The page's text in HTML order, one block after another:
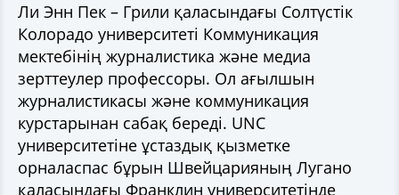
Ли Энн Пек – Грили қаласындағы Солтүстік
Колорадо университеті Коммуникация
мектебінің журналистика және медиа
зерттеулер профессоры. Ол ағылшын
журналистикасы және коммуникация
курстарынан сабақ береді. UNC
университетіне ұстаздық қызметке
орналаспас бұрын Швейцарияның Лугано
қаласындағы Франклин университетінде